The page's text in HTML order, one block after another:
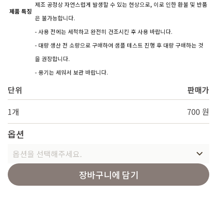
제품 특징
제조 공정상 자연스럽게 발생할 수 있는 현상으로, 이로 인한 환불 및 반품
은 불가능합니다.
- 사용 전에는 세척하고 완전히 건조시킨 후 사용 바랍니다.
- 대량 생산 전 소량으로 구매하여 샘플 테스트 진행 후 대량 구매하는 것
을 권장합니다.
- 용기는 세워서 보관 바랍니다.
단위
판매가
1개
700 원
옵션
옵션을 선택해주세요.
장바구니에 담기